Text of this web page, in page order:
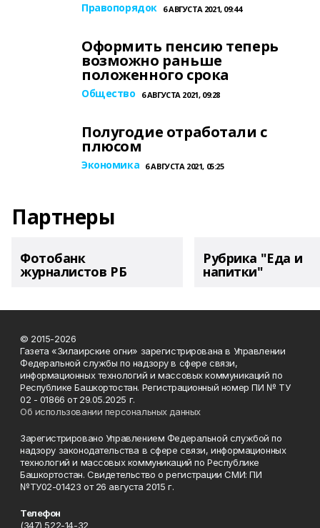
Правопорядок 6 АВГУСТА 2021, 09:44
Оформить пенсию теперь
возможно раньше
положенного срока
Общество 6 АВГУСТА 2021, 09:28
Полугодие отработали с
плюсом
Экономика 6 АВГУСТА 2021, 05:25
Партнеры
Фотобанк
журналистов РБ
Рубрика "Еда и
напитки"
© 2015-2026
Газета «Зилаирские огни» зарегистрирована в Управлении
Федеральной службы по надзору в сфере связи,
информационных технологий и массовых коммуникаций по
Республике Башкортостан. Регистрационный номер ПИ № ТУ
02 - 01866 от 29.05.2025 г.
Об использовании персональных данных
Зарегистрировано Управлением Федеральной службой по
надзору законодательства в сфере связи, информационных
технологий и массовых коммуникаций по Республике
Башкортостан. Свидетельство о регистрации СМИ: ПИ
№ТУ02-01423 от 26 августа 2015 г.
Телефон
(347) 522-14-32